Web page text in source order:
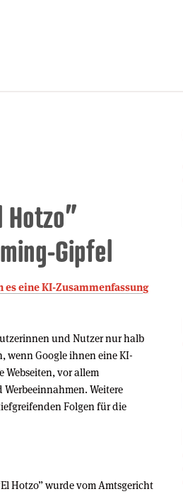
Gipfel
eine KI-Zusammenfassung
und Nutzer nur halb
wenn Google ihnen eine KI-
Webseiten, vor allem
Weitere
Folgen für die
Hotzo” wurde vom Amtsgericht